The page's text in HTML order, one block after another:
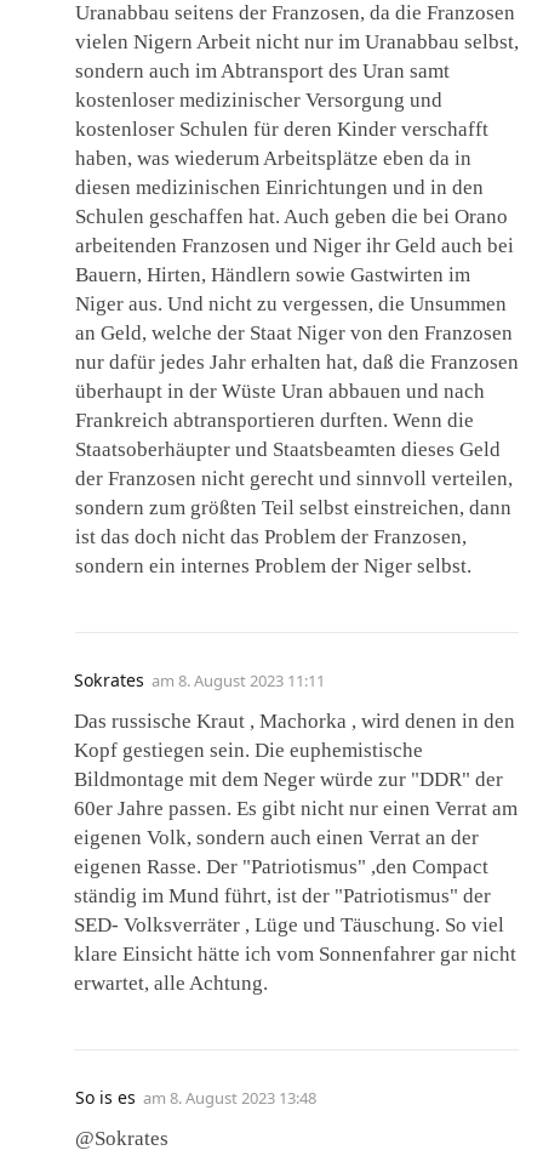
Uranabbau seitens der Franzosen, da die Franzosen
vielen Nigern Arbeit nicht nur im Uranabbau selbst,
sondern auch im Abtransport des Uran samt
kostenloser medizinischer Versorgung und
kostenloser Schulen für deren Kinder verschafft
haben, was wiederum Arbeitsplätze eben da in
diesen medizinischen Einrichtungen und in den
Schulen geschaffen hat. Auch geben die bei Orano
arbeitenden Franzosen und Niger ihr Geld auch bei
Bauern, Hirten, Händlern sowie Gastwirten im
Niger aus. Und nicht zu vergessen, die Unsummen
an Geld, welche der Staat Niger von den Franzosen
nur dafür jedes Jahr erhalten hat, daß die Franzosen
überhaupt in der Wüste Uran abbauen und nach
Frankreich abtransportieren durften. Wenn die
Staatsoberhäupter und Staatsbeamten dieses Geld
der Franzosen nicht gerecht und sinnvoll verteilen,
sondern zum größten Teil selbst einstreichen, dann
ist das doch nicht das Problem der Franzosen,
sondern ein internes Problem der Niger selbst.
Sokrates am 8. August 2023 11:11
Das russische Kraut , Machorka , wird denen in den
Kopf gestiegen sein. Die euphemistische
Bildmontage mit dem Neger würde zur "DDR" der
60er Jahre passen. Es gibt nicht nur einen Verrat am
eigenen Volk, sondern auch einen Verrat an der
eigenen Rasse. Der "Patriotismus" ,den Compact
ständig im Mund führt, ist der "Patriotismus" der
SED- Volksverräter , Lüge und Täuschung. So viel
klare Einsicht hätte ich vom Sonnenfahrer gar nicht
erwartet, alle Achtung.
So is es am 8. August 2023 13:48
@Sokrates